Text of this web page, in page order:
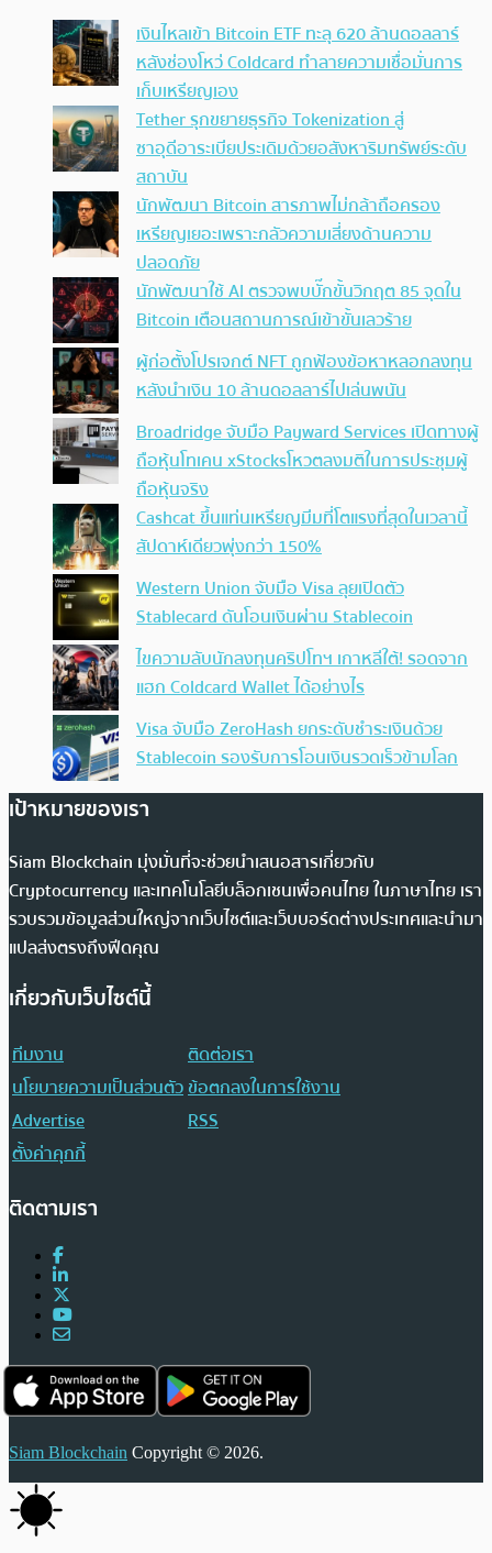
เงินไหลเข้า Bitcoin ETF ทะลุ 620 ล้านดอลลาร์
หลังช่องโหว่ Coldcard ทำลายความเชื่อมั่นการ
เก็บเหรียญเอง
Tether รุกขยายธุรกิจ Tokenization สู่
ซาอุดีอาระเบียประเดิมด้วยอสังหาริมทรัพย์ระดับ
สถาบัน
นักพัฒนา Bitcoin สารภาพไม่กล้าถือครอง
เหรียญเยอะเพราะกลัวความเสี่ยงด้านความ
ปลอดภัย
นักพัฒนาใช้ AI ตรวจพบบั๊กขั้นวิกฤต 85 จุดใน
Bitcoin เตือนสถานการณ์เข้าขั้นเลวร้าย
ผู้ก่อตั้งโปรเจกต์ NFT ถูกฟ้องข้อหาหลอกลงทุน
หลังนำเงิน 10 ล้านดอลลาร์ไปเล่นพนัน
Broadridge จับมือ Payward Services เปิดทางผู้
ถือหุ้นโทเคน xStocksโหวตลงมติในการประชุมผู้
ถือหุ้นจริง
Cashcat ขึ้นแท่นเหรียญมีมที่โตแรงที่สุดในเวลานี้
สัปดาห์เดียวพุ่งกว่า 150%
Western Union จับมือ Visa ลุยเปิดตัว
Stablecard ดันโอนเงินผ่าน Stablecoin
ไขความลับนักลงทุนคริปโทฯ เกาหลีใต้! รอดจาก
แฮก Coldcard Wallet ได้อย่างไร
Visa จับมือ ZeroHash ยกระดับชำระเงินด้วย
Stablecoin รองรับการโอนเงินรวดเร็วข้ามโลก
เป้าหมายของเรา
Siam Blockchain มุ่งมั่นที่จะช่วยนำเสนอสารเกี่ยวกับ
Cryptocurrency และเทคโนโลยีบล็อกเชนเพื่อคนไทย ในภาษาไทย เรา
รวบรวมข้อมูลส่วนใหญ่จากเว็บไซต์และเว็บบอร์ดต่างประเทศและนำมา
แปลส่งตรงถึงฟีดคุณ
เกี่ยวกับเว็บไซต์นี้
ทีมงาน
ติดต่อเรา
นโยบายความเป็นส่วนตัวข้อตกลงในการใช้งาน
Advertise
RSS
ตั้งค่าคุกกี้
ติดตามเรา
Siam Blockchain Copyright © 2026.